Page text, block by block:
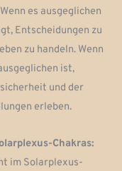
es ausgeglichen
Entscheidungen zu
zu handeln. Wenn
ist,
und der
erleben.
Chakras:
im Solarplexus-